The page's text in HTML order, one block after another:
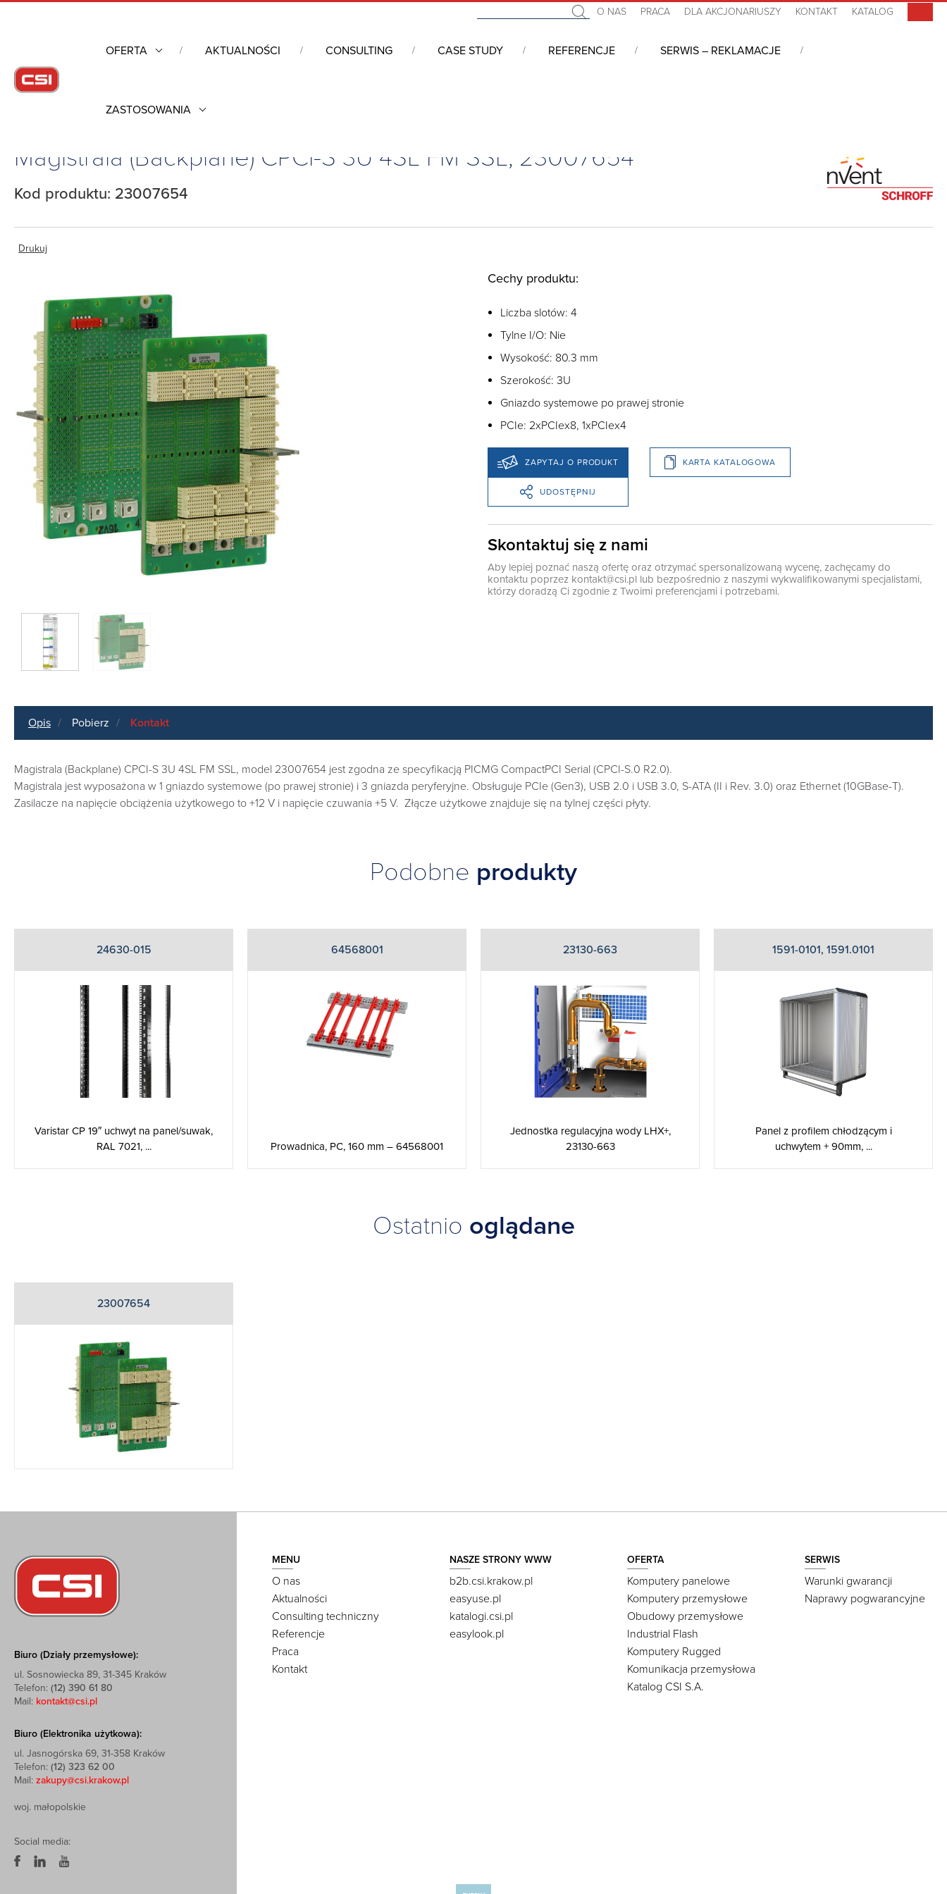
O NAS PRACA DLA AKCJONARIUSZY KONTAKT KATALOG
OFERTA AKTUALNOŚCI CONSULTING CASE STUDY REFERENCJE SERWIS – REKLAMACJE
ZASTOSOWANIA
Obudowy przemysłowe
Magistrala (Backplane) CPCI-S 3U 4SL FM SSL, 23007654
Kod produktu: 23007654
Drukuj
Cechy produktu:
Liczba slotów: 4
Tylne I/O: Nie
Wysokość: 80.3 mm
Szerokość: 3U
Gniazdo systemowe po prawej stronie
PCIe: 2xPCIex8, 1xPCIex4
ZAPYTAJ O PRODUKT KARTA KATALOGOWA
UDOSTĘPNIJ
Skontaktuj się z nami
Aby lepiej poznać naszą ofertę oraz otrzymać spersonalizowaną wycenę, zachęcamy do
kontaktu poprzez kontakt@csi.pl lub bezpośrednio z naszymi wykwalifikowanymi specjalistami,
którzy doradzą Ci zgodnie z Twoimi preferencjami i potrzebami.
Opis Pobierz Kontakt
Magistrala (Backplane) CPCI-S 3U 4SL FM SSL, model 23007654 jest zgodna ze specyfikacją PICMG CompactPCI Serial (CPCI-S.0 R2.0).
Magistrala jest wyposażona w 1 gniazdo systemowe (po prawej stronie) i 3 gniazda peryferyjne. Obsługuje PCIe (Gen3), USB 2.0 i USB 3.0, S-ATA (II i Rev. 3.0) oraz Ethernet (10GBase-T).
Zasilacze na napięcie obciążenia użytkowego to +12 V i napięcie czuwania +5 V. Złącze użytkowe znajduje się na tylnej części płyty.
Podobne produkty
24630-015
Varistar CP 19″ uchwyt na panel/suwak,
RAL 7021, ...
64568001
Prowadnica, PC, 160 mm – 64568001
23130-663
Jednostka regulacyjna wody LHX+,
23130-663
1591-0101, 1591.0101
Panel z profilem chłodzącym i
uchwytem + 90mm, ...
Ostatnio oglądane
23007654
Biuro (Działy przemysłowe):
ul. Sosnowiecka 89, 31-345 Kraków
Telefon: (12) 390 61 80
Mail: kontakt@csi.pl
Biuro (Elektronika użytkowa):
ul. Jasnogórska 69, 31-358 Kraków
Telefon: (12) 323 62 00
Mail: zakupy@csi.krakow.pl
woj. małopolskie
Social media:
MENU
O nas
Aktualności
Consulting techniczny
Referencje
Praca
Kontakt
NASZE STRONY WWW
b2b.csi.krakow.pl
easyuse.pl
katalogi.csi.pl
easylook.pl
OFERTA
Komputery panelowe
Komputery przemysłowe
Obudowy przemysłowe
Industrial Flash
Komputery Rugged
Komunikacja przemysłowa
Katalog CSI S.A.
SERWIS
Warunki gwarancji
Naprawy pogwarancyjne